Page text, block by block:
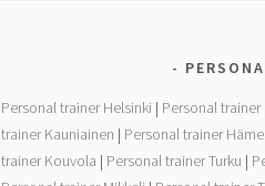
k
Personal trainer Helsinki | Personal trainer
trainer Kauniainen | Personal trainer
trainer Kouvola | Personal trainer Turku |